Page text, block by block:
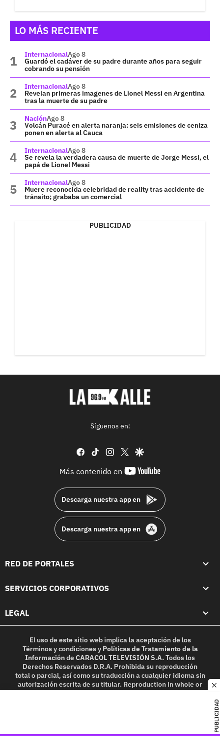
PUBLICIDAD
LO MÁS RECIENTE
InternacionalAgo 8
Guardó el cadáver de su padre durante años para seguir
cobrando su pensión
InternacionalAgo 8
Revelan primeras imagenes de Lionel Messi en Argentina
tras la muerte de su padre
NaciónAgo 8
Volcán Puracé en alerta naranja: seis emisiones de ceniza
ponen en alerta al Cauca
InternacionalAgo 8
Se revela la verdadera causa de muerte de Jorge Messi, el
papá de Lionel Messi
InternacionalAgo 8
Muere reconocida celebridad de reality tras accidente de
tránsito; grababa un comercial
PUBLICIDAD
Síguenos en:
facebook
tiktok instagram
twittergoogle
Más contenido en
youtube-
Descarga nuestra app en
Descarga nuestra app en
RED DE PORTALES
SERVICIOS CORPORATIVOS
LEGAL
El uso de este sitio web implica la aceptación de los
Términos y condicionesy Políticas de Tratamiento de la
InformacióndeCARACOL TELEVISIÓN S.A.Todos los
Derechos Reservados D.R.A. Prohibida su reproducción
total o parcial, así como su traducción a cualquier idioma sin
autorización escrita de su titular. Reproduction in whole or